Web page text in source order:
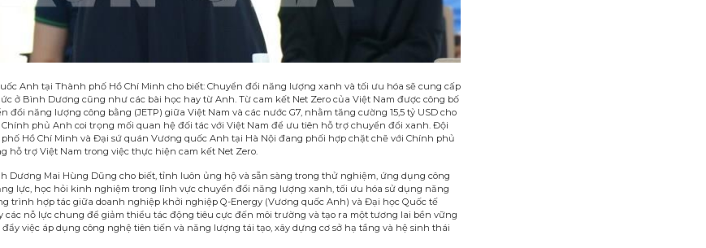
Anh tại Thành phố Hồ Chí Minh cho biết: Chuyển đổi năng lượng xanh và tối ưu hóa sẽ cung cấp
ở Bình Dương cũng như các bài học hay từ Anh. Từ cam kết Net Zero của Việt Nam được công bố
đổi năng lượng công bằng (JETP) giữa Việt Nam và các nước G7, nhằm tăng cường 15,5 tỷ USD cho
phủ Anh coi trọng mối quan hệ đối tác với Việt Nam để ưu tiên hỗ trợ chuyển đổi xanh. Đội
Hồ Chí Minh và Đại sứ quán Vương quốc Anh tại Hà Nội đang phối hợp chặt chẽ với Chính phủ
hỗ trợ Việt Nam trong việc thực hiện cam kết Net Zero.
Dương Mai Hùng Dũng cho biết, tỉnh luôn ủng hộ và sẵn sàng trong thử nghiệm, ứng dụng công
lực, học hỏi kinh nghiệm trong lĩnh vực chuyển đổi năng lượng xanh, tối ưu hóa sử dụng năng
trình hợp tác giữa doanh nghiệp khởi nghiệp Q-Energy (Vương quốc Anh) và Đại học Quốc tế
nỗ lực chung để giảm thiểu tác động tiêu cực đến môi trường và tạo ra một tương lai bền vững
việc áp dụng công nghệ tiên tiến và năng lượng tái tạo, xây dựng cơ sở hạ tầng và hệ sinh thái